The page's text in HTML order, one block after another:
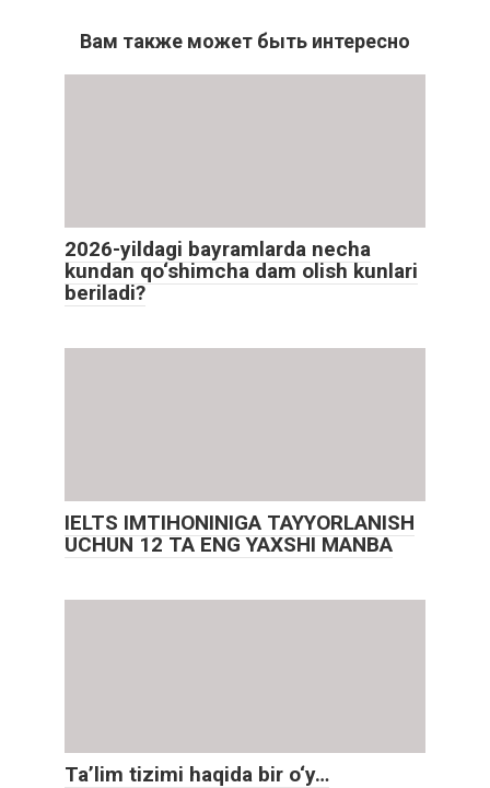
Вам также может быть интересно
2026-yildagi bayramlarda necha
kundan qo‘shimcha dam olish kunlari
beriladi?
IELTS IMTIHONINIGA TAYYORLANISH
UCHUN 12 TA ENG YAXSHI MANBA
Ta’lim tizimi haqida bir o‘y…